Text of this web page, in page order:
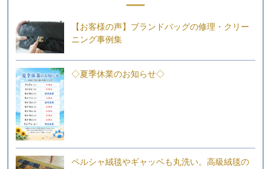
【お客様の声】ブランドバッグの修理・クリー
ニング事例集
◇夏季休業のお知らせ◇
ペルシャ絨毯やギャッベも丸洗い。高級絨毯の